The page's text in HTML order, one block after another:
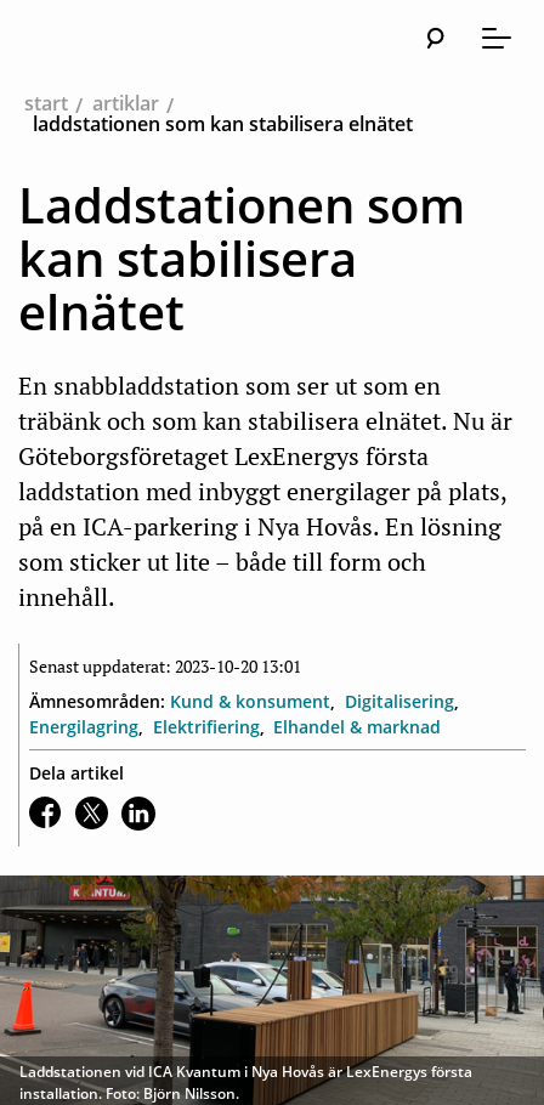
Meny
start
artiklar
laddstationen som kan stabilisera elnätet
Laddstationen som
kan stabilisera
elnätet
En snabbladdstation som ser ut som en
träbänk och som kan stabilisera elnätet. Nu är
Göteborgsföretaget LexEnergys första
laddstation med inbyggt energilager på plats,
på en ICA-parkering i Nya Hovås. En lösning
som sticker ut lite – både till form och
innehåll.
Senast uppdaterat: 2023-10-20 13:01
Ämnesområden: Kund & konsument
Digitalisering
Energilagring
Elektrifiering
Elhandel & marknad
Dela artikel
Laddstationen vid ICA Kvantum i Nya Hovås är LexEnergys första
installation. Foto: Björn Nilsson.